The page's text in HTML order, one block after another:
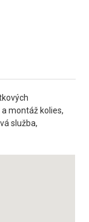
montáž kolies,
služba,